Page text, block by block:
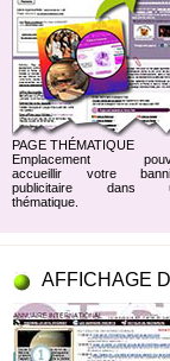
PAGE THÉMATIQUE
Emplacement
accueillir votre
publicitaire dans
thématique.
AFFICHAGE